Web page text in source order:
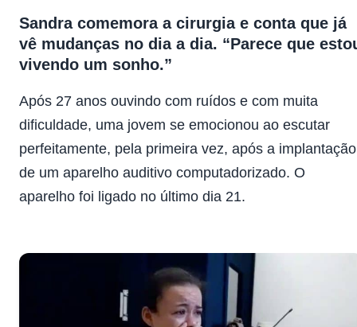
Sandra comemora a cirurgia e conta que já
vê mudanças no dia a dia. “Parece que
vivendo um sonho.”
Após 27 anos ouvindo com ruídos e com muita
dificuldade, uma jovem se emocionou ao escutar
perfeitamente, pela primeira vez, após a implantação
de um aparelho auditivo computadorizado. O
aparelho foi ligado no último dia 21.